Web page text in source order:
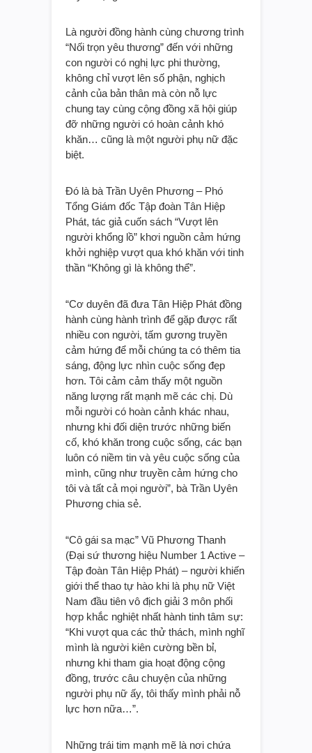
Là người đồng hành cùng chương trình
“Nối trọn yêu thương” đến với những
con người có nghị lực phi thường,
không chỉ vượt lên số phận, nghịch
cảnh của bản thân mà còn nỗ lực
chung tay cùng cộng đồng xã hội giúp
đỡ những người có hoàn cảnh khó
khăn… cũng là một người phụ nữ đặc
biệt.
Đó là bà Trần Uyên Phương – Phó
Tổng Giám đốc Tập đoàn Tân Hiệp
Phát, tác giả cuốn sách “Vượt lên
người khổng lồ” khơi nguồn cảm hứng
khởi nghiệp vượt qua khó khăn với tinh
thần “Không gì là không thể”.
“Cơ duyên đã đưa Tân Hiệp Phát đồng
hành cùng hành trình để gặp được rất
nhiều con người, tấm gương truyền
cảm hứng để mỗi chúng ta có thêm tia
sáng, động lực nhìn cuộc sống đẹp
hơn. Tôi cảm cảm thấy một nguồn
năng lượng rất mạnh mẽ các chị. Dù
mỗi người có hoàn cảnh khác nhau,
nhưng khi đối diện trước những biến
cố, khó khăn trong cuộc sống, các bạn
luôn có niềm tin và yêu cuộc sống của
mình, cũng như truyền cảm hứng cho
tôi và tất cả mọi người”, bà Trần Uyên
Phương chia sẻ.
“Cô gái sa mạc” Vũ Phương Thanh
(Đại sứ thương hiệu Number 1 Active –
Tập đoàn Tân Hiệp Phát) – người khiến
giới thể thao tự hào khi là phụ nữ Việt
Nam đầu tiên vô địch giải 3 môn phối
hợp khắc nghiệt nhất hành tinh tâm sự:
“Khi vượt qua các thử thách, mình nghĩ
mình là người kiên cường bền bỉ,
nhưng khi tham gia hoạt động cộng
đồng, trước câu chuyện của những
người phụ nữ ấy, tôi thấy mình phải nỗ
lực hơn nữa…”.
Những trái tim mạnh mẽ là nơi chứa